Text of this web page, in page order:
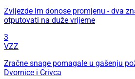
Zvijezde im donose promjenu - dva
otputovati na duže vrijeme
3
VZZ
Zračne snage pomagale u gašenju
Dvornice i Crivca